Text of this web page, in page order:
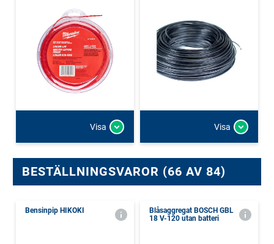
Visa Visa
BESTÄLLNINGSVAROR (66 AV 84)
Bensinpip HIKOKI
Blåsaggregat BOSCH GBL
18 V-120 utan batteri